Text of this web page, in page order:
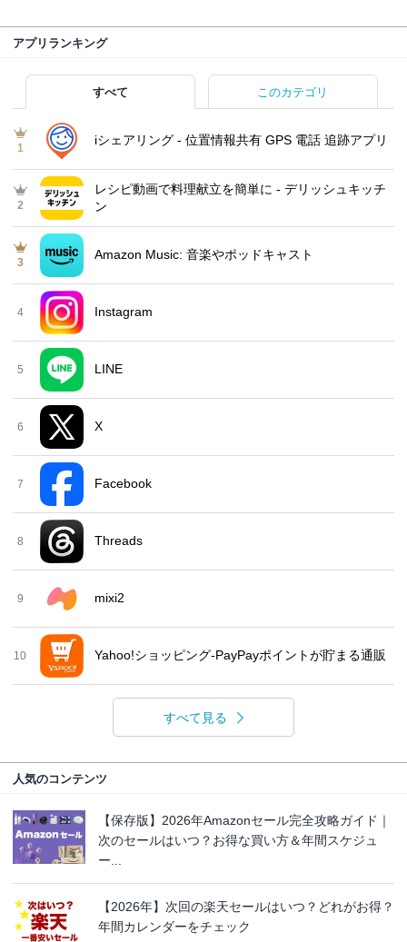
アプリランキング
すべて このカテゴリ
1
iシェアリング - 位置情報共有 GPS 電話 追跡アプリ
2
レシピ動画で料理献立を簡単‪に - デリッシュキッチ
ン
3
Amazon Music: 音楽やポッドキャスト
4 Instagram
5 LINE
6 X
7 Facebook
8 Threads
9 mixi2
10 Yahoo!ショッピング-PayPayポイントが貯まる通販
すべて見る
人気のコンテンツ
【保存版】2026年Amazonセール完全攻略ガイド｜
次のセールはいつ？お得な買い方＆年間スケジュ
ー...
【2026年】次回の楽天セールはいつ？どれがお得？
年間カレンダーをチェック